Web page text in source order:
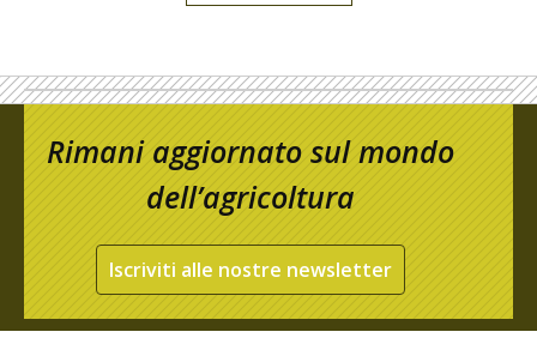
Rimani aggiornato sul mondo
dell’agricoltura
Iscriviti alle nostre newsletter